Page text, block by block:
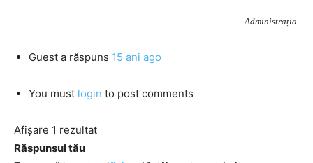
Administrația.
Guest a răspuns 15 ani ago
You must login to post comments
Afișare 1 rezultat
Răspunsul tău